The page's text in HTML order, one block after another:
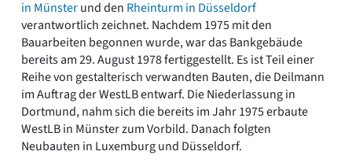
in Münsterund den Rheinturm in Düsseldorf
verantwortlich zeichnet. Nachdem 1975 mit den
Bauarbeiten begonnen wurde, war das Bankgebäude
bereits am 29. August 1978 fertiggestellt. Es ist Teil einer
Reihe von gestalterisch verwandten Bauten, die Deilmann
im Auftrag der WestLB entwarf. Die Niederlassung in
Dortmund, nahm sich die bereits im Jahr 1975 erbaute
WestLB in Münster zum Vorbild. Danach folgten
Neubauten in Luxemburg und Düsseldorf.